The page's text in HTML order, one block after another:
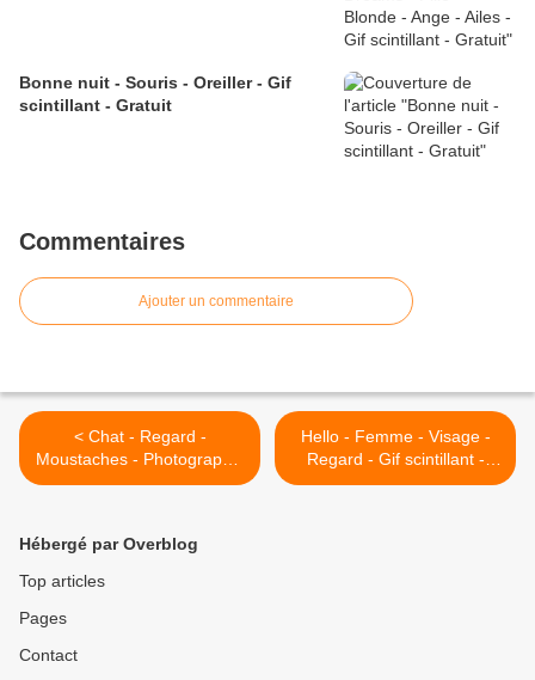
Bonne nuit - Souris - Oreiller - Gif
scintillant - Gratuit
Commentaires
Ajouter un commentaire
< Chat - Regard -
Moustaches - Photographie
- Picture - Free
Hello - Femme - Visage -
Regard - Gif scintillant -
Gratuit >
Hébergé par Overblog
Top articles
Pages
Contact